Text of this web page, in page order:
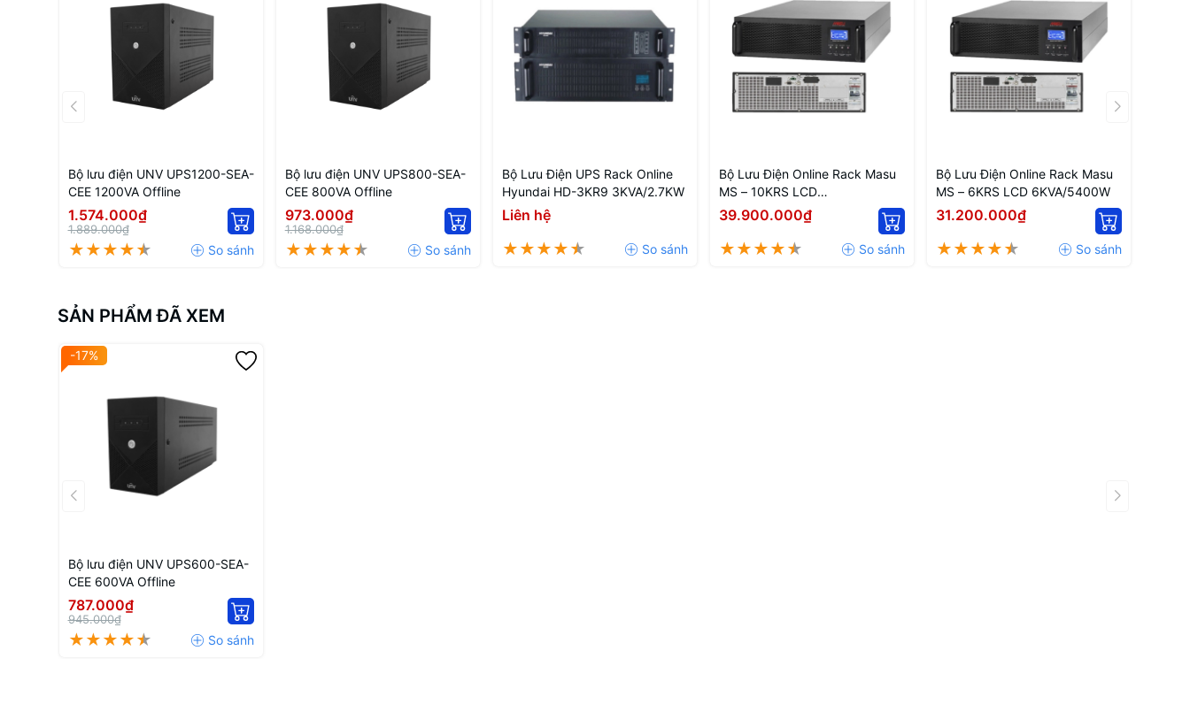
Bộ lưu điện UNV UPS1200-SEA-
CEE 1200VA Offline
1.574.000₫
1.889.000₫
Bộ lưu điện UNV UPS800-SEA-
CEE 800VA Offline
973.000₫
1.168.000₫
Bộ Lưu Điện UPS Rack Online
Hyundai HD-3KR9 3KVA/2.7KW
Liên hệ
Bộ Lưu Điện Online Rack Masu
MS – 10KRS LCD
10KVA/9000W
39.900.000₫
Bộ Lưu Điện Online Rack Masu
MS – 6KRS LCD 6KVA/5400W
31.200.000₫
SẢN PHẨM ĐÃ XEM
-17%
Bộ lưu điện UNV UPS600-SEA-
CEE 600VA Offline
787.000₫
945.000₫